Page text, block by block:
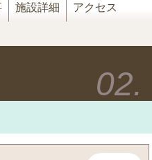
施設詳細 アクセス